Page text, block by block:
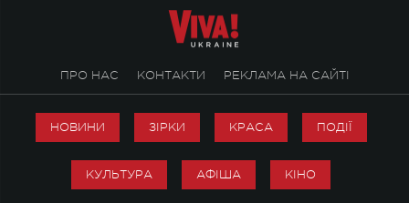
ПРО НАС КОНТАКТИ РЕКЛАМА НА САЙТІ
НОВИНИ ЗІРКИ КРАСА ПОДІЇ
КУЛЬТУРА АФІША КІНО